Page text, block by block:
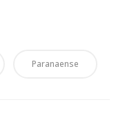
Paranaense